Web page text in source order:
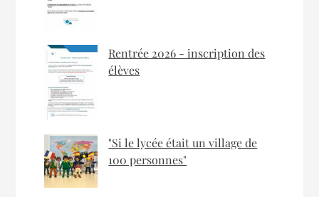
Rentrée 2026 - inscription des
élèves
"Si le lycée était un village de
100 personnes"